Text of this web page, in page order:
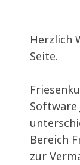
Herzlich
Seite.
Software
Bereich
zur